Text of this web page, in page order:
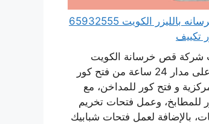
قص خرسانه بالليزر الكويت 65932555
تكييف
شركة قص خرسانة الكويت
متاحة على مدار 24 ساعة من فتح كور
و فتح كور للمداخن، مع
للمطابخ، وعمل فتحات تخريم
بالإضافة لعمل فتحات شبابيك